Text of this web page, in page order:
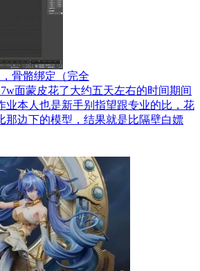
骨骼绑定（完全
面蒙皮花了大约五天左右的时间期间
业本人也是新手别指望跟专业的比，花
那边下的模型，结果就是比隔壁白嫖